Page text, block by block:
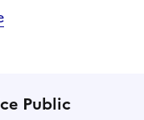
Public